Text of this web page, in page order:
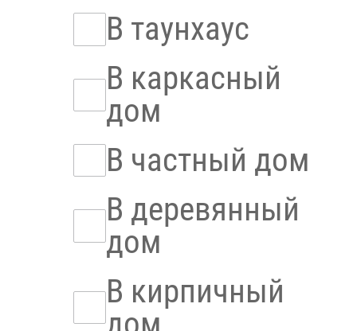
В таунхаус
В каркасный
дом
В частный дом
В деревянный
дом
В кирпичный